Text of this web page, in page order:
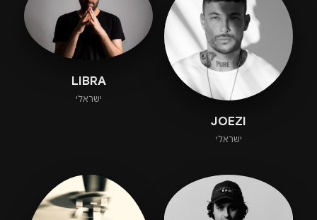
JOEZI
ישראלי
LIBRA
ישראלי